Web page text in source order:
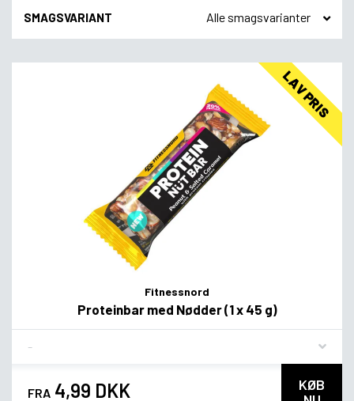
SMAGSVARIANT
LAV PRIS
Fitnessnord
Proteinbar med Nødder (1 x 45 g)
FRA 4,99 DKK
KØB